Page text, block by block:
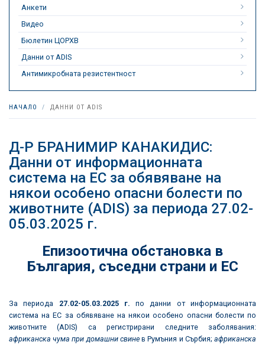
Анкети
Видео
Бюлетин ЦОРХВ
Данни от ADIS
Антимикробната резистентност
НАЧАЛО ДАННИ ОТ ADIS
Д-Р БРАНИМИР КАНАКИДИС:
Данни от информационната
система на ЕС за обявяване на
някои особено опасни болести по
животните (ADIS) за периода 27.02-
05.03.2025 г.
Епизоотична обстановка в
България, съседни страни и ЕС
За периода 27.02-05.03.2025 г.по данни от информационната
система на ЕС за обявяване на някои особено опасни болести по
животните (ADIS) са регистрирани следните заболявания:
африканска чума при домашни свинев Румъния и Сърбия;африканска